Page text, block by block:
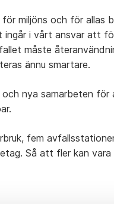
miljöns och för allas
i vårt ansvar att
måste
ännu smartare.
nya samarbeten för
fem
Så att fler kan